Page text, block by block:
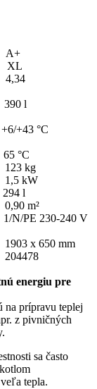
l
+43 °C
kW
l
240 V
mm
energiu pre
na prípravu teplej
z pivničných
sa často
tepla.